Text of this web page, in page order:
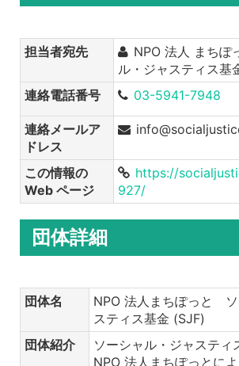
担当者宛先
NPO 法人 まちぽ
ル・ジャスティス基
連絡電話番号
03-5941-7948
連絡メールア
ドレス
この情報の
Web ページ
https://
927/
団体詳細
団体名
NPO 法人まちぽっと ソ
スティス基金 (SJF)
団体紹介
ソーシャル・ジャスティ
NPO 法人まちぽっとに